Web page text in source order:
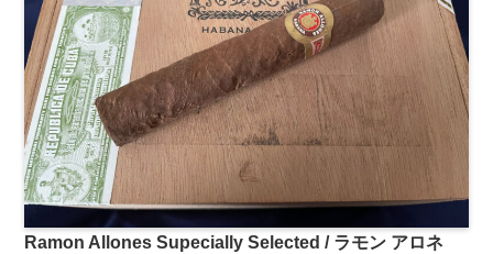
Ramon Allones Supecially Selected / ラモン アロネ